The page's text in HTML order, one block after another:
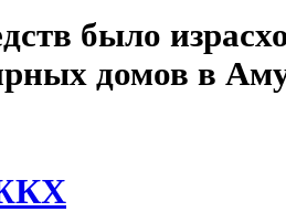
было
домов в